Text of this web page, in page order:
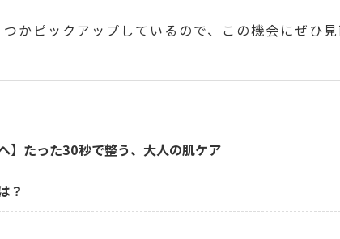
かピックアップしているので、この機会にぜひ見
】たった30秒で整う、大人の肌ケア
？